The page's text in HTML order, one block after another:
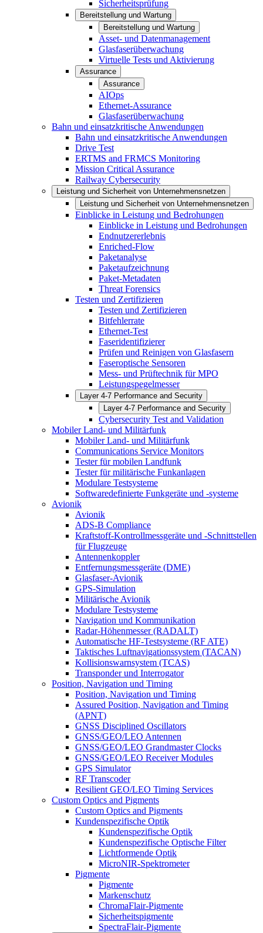
Sicherheitsprüfung
Bereitstellung und Wartung
Bereitstellung und Wartung
Asset- und Datenmanagement
Glasfaserüberwachung
Virtuelle Tests und Aktivierung
Assurance
Assurance
AIOps
Ethernet-Assurance
Glasfaserüberwachung
Bahn und einsatzkritische Anwendungen
Bahn und einsatzkritische Anwendungen
Drive Test
ERTMS and FRMCS Monitoring
Mission Critical Assurance
Railway Cybersecurity
Leistung und Sicherheit von Unternehmensnetzen
Leistung und Sicherheit von Unternehmensnetzen
Einblicke in Leistung und Bedrohungen
Einblicke in Leistung und Bedrohungen
Endnutzererlebnis
Enriched-Flow
Paketanalyse
Paketaufzeichnung
Paket-Metadaten
Threat Forensics
Testen und Zertifizieren
Testen und Zertifizieren
Bitfehlerrate
Ethernet-Test
Faseridentifizierer
Prüfen und Reinigen von Glasfasern
Faseroptische Sensoren
Mess- und Prüftechnik für MPO
Leistungspegelmesser
Layer 4-7 Performance and Security
Layer 4-7 Performance and Security
Cybersecurity Test and Validation
Mobiler Land- und Militärfunk
Mobiler Land- und Militärfunk
Communications Service Monitors
Tester für mobilen Landfunk
Tester für militärische Funkanlagen
Modulare Testsysteme
Softwaredefinierte Funkgeräte und -systeme
Avionik
Avionik
ADS-B Compliance
Kraftstoff-Kontrollmessgeräte und -Schnittstellen
für Flugzeuge
Antennenkoppler
Entfernungsmessgeräte (DME)
Glasfaser-Avionik
GPS-Simulation
Militärische Avionik
Modulare Testsysteme
Navigation und Kommunikation
Radar-Höhenmesser (RADALT)
Automatische HF-Testsysteme (RF ATE)
Taktisches Luftnavigationssystem (TACAN)
Kollisionswarnsystem (TCAS)
Transponder und Interrogator
Position, Navigation und Timing
Position, Navigation und Timing
Assured Position, Navigation and Timing
(APNT)
GNSS Disciplined Oscillators
GNSS/GEO/LEO Antennen
GNSS/GEO/LEO Grandmaster Clocks
GNSS/GEO/LEO Receiver Modules
GPS Simulator
RF Transcoder
Resilient GEO/LEO Timing Services
Custom Optics and Pigments
Custom Optics and Pigments
Kundenspezifische Optik
Kundenspezifische Optik
Kundenspezifische Optische Filter
Lichtformende Optik
MicroNIR-Spektrometer
Pigmente
Pigmente
Markenschutz
ChromaFlair-Pigmente
Sicherheitspigmente
SpectraFlair-Pigmente